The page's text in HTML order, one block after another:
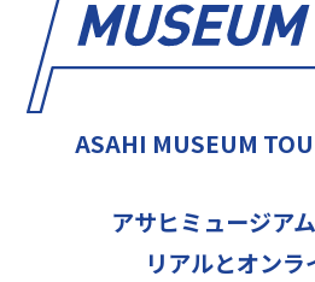
ASAHI MUSEUM
アサヒミュージアム
リアルとオンラ